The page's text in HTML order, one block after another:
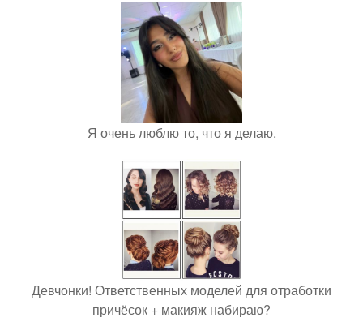
Я очень люблю то, что я делаю.
Девчонки! Ответственных моделей для отработки
причёсок + макияж набираю?